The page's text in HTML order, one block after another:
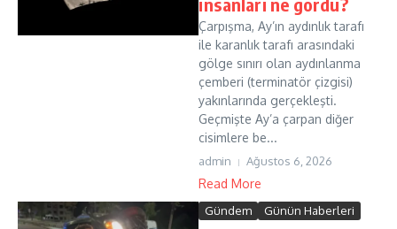
Çarpışma, Ay’ın aydınlık tarafı
ile karanlık tarafı arasındaki
gölge sınırı olan aydınlanma
çemberi (terminatör çizgisi)
yakınlarında gerçekleşti.
Geçmişte Ay’a çarpan diğer
cisimlere be...
admin Ağustos 6, 2026
Read More
Gündem Günün Haberleri